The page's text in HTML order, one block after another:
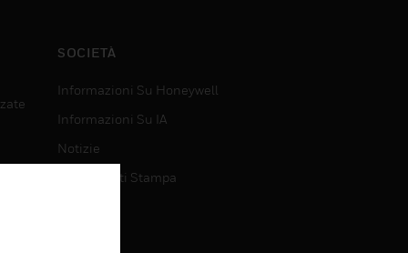
SOCIETÀ
Informazioni Su Honeywell
Informazioni Su IA
Notizie
Comunicati Stampa